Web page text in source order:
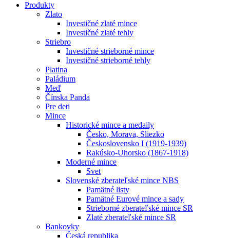
Produkty
Zlato
Investičné zlaté mince
Investičné zlaté tehly
Striebro
Investičné strieborné mince
Investičné strieborné tehly
Platina
Paládium
Meď
Čínska Panda
Pre deti
Mince
Historické mince a medaily
Česko, Morava, Sliezko
Československo I (1919-1939)
Rakúsko-Uhorsko (1867-1918)
Moderné mince
Svet
Slovenské zberateľské mince NBS
Pamätné listy
Pamätné Eurové mince a sady
Strieborné zberateľské mince SR
Zlaté zberateľské mince SR
Bankovky
Česká republika